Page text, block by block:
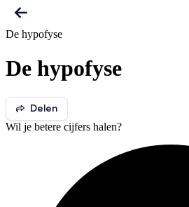
De hypofyse
De hypofyse
Delen
Wil je betere cijfers halen?